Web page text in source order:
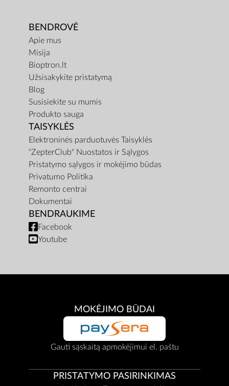
BENDROVĖ
Apie mus
Misija
Bioptron.lt
Užsisakykite pristatymą
Blog
Susisiekite su mumis
Produkto sauga
TAISYKLĖS
Elektroninės parduotuvės Taisyklės
"ZepterClub" Nuostatos ir Sąlygos
Pristatymo sąlygos ir mokėjimo būdas
Privatumo Politika
Remonto centrai
Dokumentai
BENDRAUKIME
Facebook
Youtube
MOKĖJIMO BŪDAI
Gauti sąskaitą apmokėjimui el. paštu
PRISTATYMO PASIRINKIMAS